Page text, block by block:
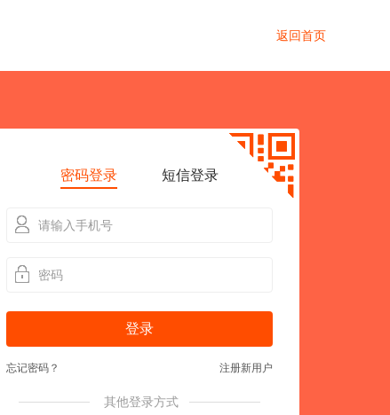
返回首页
密码登录 短信登录
登录
忘记密码？ 注册新用户
其他登录方式